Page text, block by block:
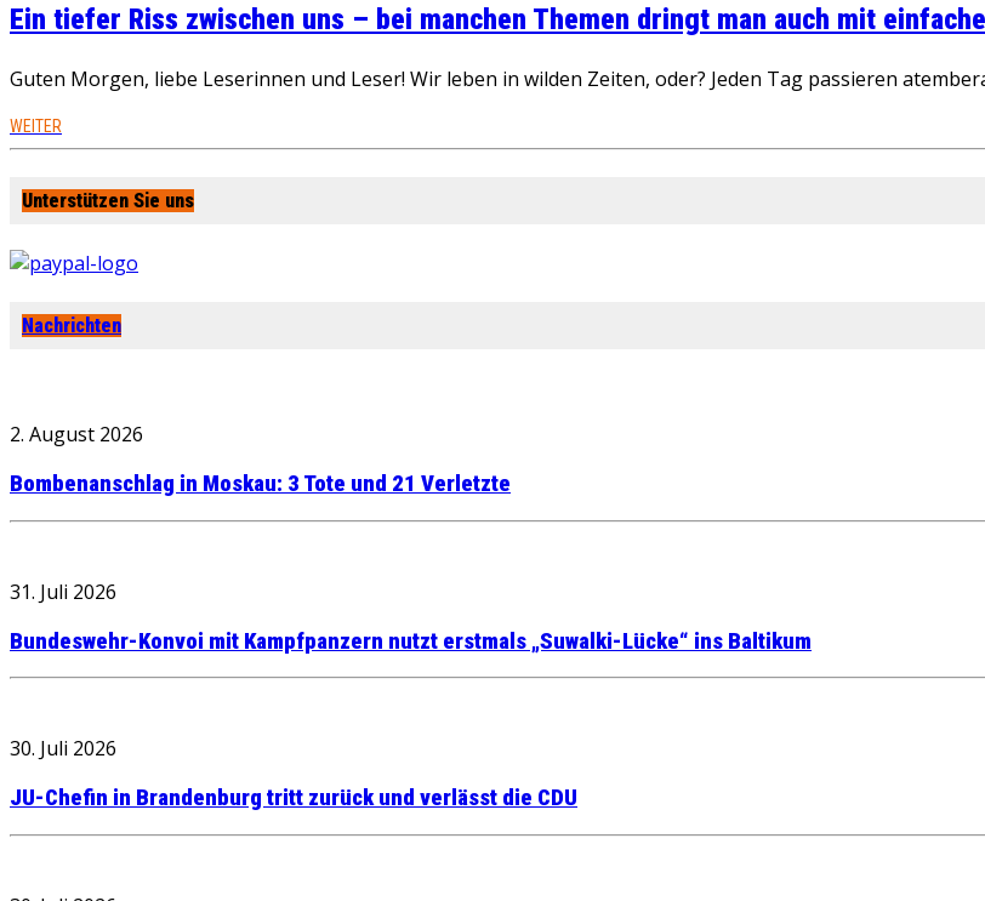
Ein tiefer Riss zwischen uns – bei manchen Themen dringt man auch mit
Guten Morgen, liebe Leserinnen und Leser! Wir leben in wilden Zeiten, oder? Jeden Tag passieren
WEITER
Unterstützen Sie uns
Nachrichten
2. August 2026
Bombenanschlag in Moskau: 3 Tote und 21 Verletzte
31. Juli 2026
Bundeswehr-Konvoi mit Kampfpanzern nutzt erstmals „Suwalki-Lücke“ ins Baltikum
30. Juli 2026
JU-Chefin in Brandenburg tritt zurück und verlässt die CDU